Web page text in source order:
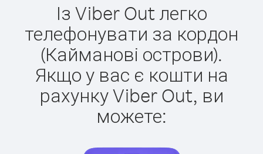
Із Viber Out легко
телефонувати за кордон
(Кайманові острови).
Якщо у вас є кошти на
рахунку Viber Out, ви
можете: